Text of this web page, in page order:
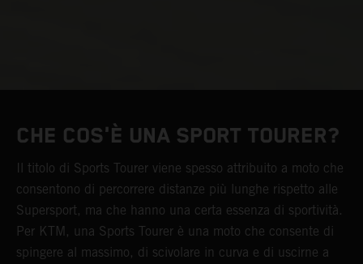
CHE COS'È UNA SPORT TOURER?
Il titolo di Sports Tourer viene spesso attribuito a moto che
consentono di percorrere distanze più lunghe rispetto alle
Supersport, ma che hanno una certa essenza di sportività.
Per KTM, una Sports Tourer è una moto che consente di
spingere al massimo, di scivolare in curva e di uscirne a